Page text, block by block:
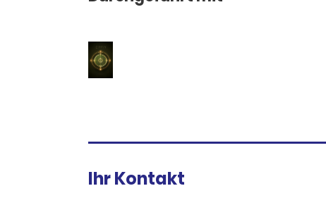
Ihr Kontakt